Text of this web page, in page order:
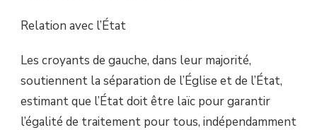
Relation avec l’État
Les croyants de gauche, dans leur majorité,
soutiennent la séparation de l’Église et de l’État,
estimant que l’État doit être laïc pour garantir
l’égalité de traitement pour tous, indépendamment